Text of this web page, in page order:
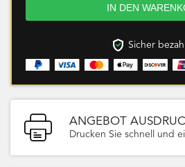
Sicher
ANGEBOT
Drucken Sie schnell und